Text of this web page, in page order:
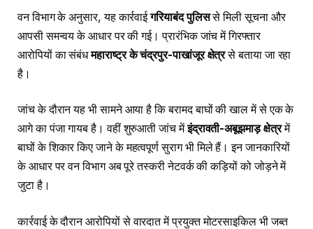
वन विभाग के अनुसार, यह कार्रवाईगरियाबंद पुलिससे मिली सूचना और
आपसी समन्वय के आधार पर की गई। प्रारंभिक जांच में गिरफ्तार
आरोपियों का संबंधमहाराष्ट्र के चंद्रपुर-पाखांजूर क्षेत्रसे बताया जा रहा
है।
जांच के दौरान यह भी सामने आया है कि बरामद बाघों की खाल में से एक के
आगे का पंजा गायब है। वहीं शुरुआती जांच मेंइंद्रावती-अबूझमाड़ क्षेत्रमें
बाघों के शिकार किए जाने के महत्वपूर्ण सुराग भी मिले हैं। इन जानकारियों
के आधार पर वन विभाग अब पूरे तस्करी नेटवर्क की कड़ियों को जोड़ने में
जुटा है।
कार्रवाई के दौरान आरोपियों से वारदात में प्रयुक्त मोटरसाइकिल भी जब्त